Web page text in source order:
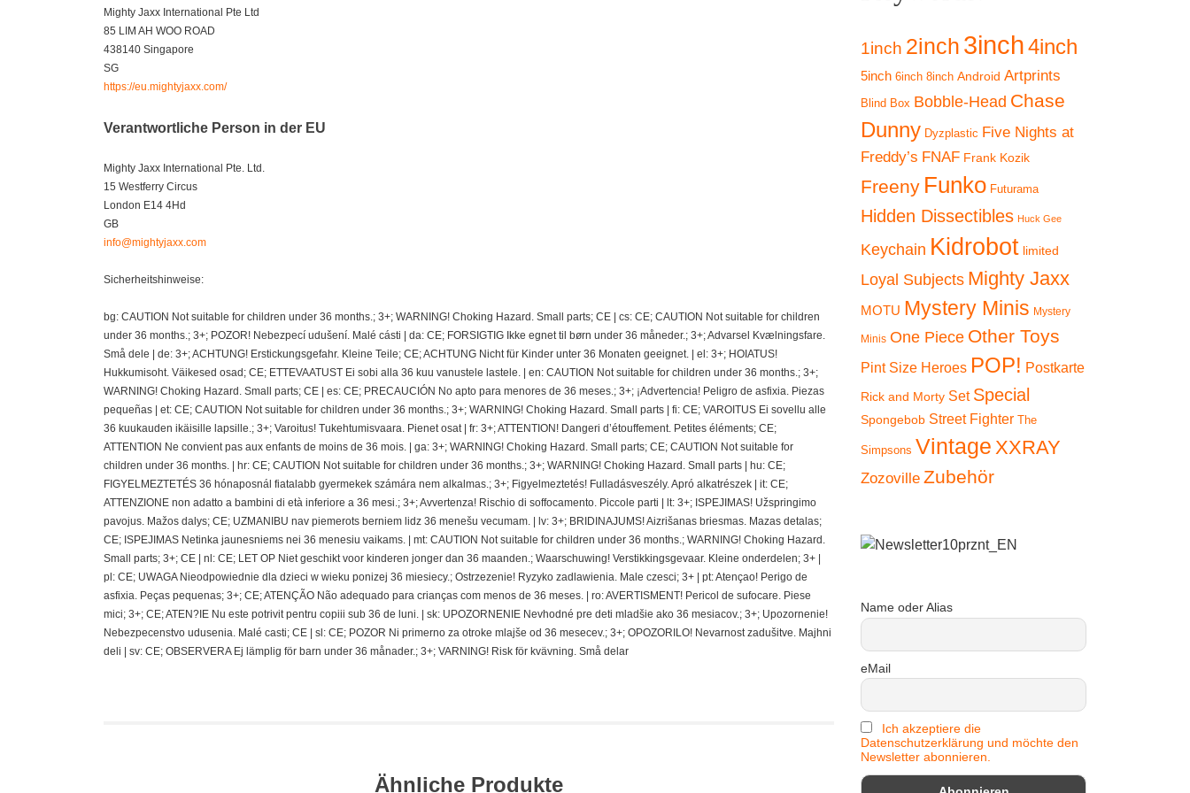
Mighty Jaxx International Pte Ltd
85 LIM AH WOO ROAD
438140 Singapore
SG
https://eu.mightyjaxx.com/
Verantwortliche Person in der EU
Mighty Jaxx International Pte. Ltd.
15 Westferry Circus
London E14 4Hd
GB
info@mightyjaxx.com
Sicherheitshinweise:
bg: CAUTION Not suitable for children under 36 months.; 3+; WARNING! Choking Hazard. Small parts; CE | cs: CE; CAUTION Not suitable for children
under 36 months.; 3+; POZOR! Nebezpecí udušení. Malé cásti | da: CE; FORSIGTIG Ikke egnet til børn under 36 måneder.; 3+; Advarsel Kvælningsfare.
Små dele | de: 3+; ACHTUNG! Erstickungsgefahr. Kleine Teile; CE; ACHTUNG Nicht für Kinder unter 36 Monaten geeignet. | el: 3+; HOIATUS!
Hukkumisoht. Väikesed osad; CE; ETTEVAATUST Ei sobi alla 36 kuu vanustele lastele. | en: CAUTION Not suitable for children under 36 months.; 3+;
WARNING! Choking Hazard. Small parts; CE | es: CE; PRECAUCIÓN No apto para menores de 36 meses.; 3+; ¡Advertencia! Peligro de asfixia. Piezas
pequeñas | et: CE; CAUTION Not suitable for children under 36 months.; 3+; WARNING! Choking Hazard. Small parts | fi: CE; VAROITUS Ei sovellu alle
36 kuukauden ikäisille lapsille.; 3+; Varoitus! Tukehtumisvaara. Pienet osat | fr: 3+; ATTENTION! Dangeri d’étouffement. Petites éléments; CE;
ATTENTION Ne convient pas aux enfants de moins de 36 mois. | ga: 3+; WARNING! Choking Hazard. Small parts; CE; CAUTION Not suitable for
children under 36 months. | hr: CE; CAUTION Not suitable for children under 36 months.; 3+; WARNING! Choking Hazard. Small parts | hu: CE;
FIGYELMEZTETÉS 36 hónaposnál fiatalabb gyermekek számára nem alkalmas.; 3+; Figyelmeztetés! Fulladásveszély. Apró alkatrészek | it: CE;
ATTENZIONE non adatto a bambini di età inferiore a 36 mesi.; 3+; Avvertenza! Rischio di soffocamento. Piccole parti | lt: 3+; ISPEJIMAS! Užspringimo
pavojus. Mažos dalys; CE; UZMANIBU nav piemerots berniem lidz 36 menešu vecumam. | lv: 3+; BRIDINAJUMS! Aizrišanas briesmas. Mazas detalas;
CE; ISPEJIMAS Netinka jaunesniems nei 36 menesiu vaikams. | mt: CAUTION Not suitable for children under 36 months.; WARNING! Choking Hazard.
Small parts; 3+; CE | nl: CE; LET OP Niet geschikt voor kinderen jonger dan 36 maanden.; Waarschuwing! Verstikkingsgevaar. Kleine onderdelen; 3+ |
pl: CE; UWAGA Nieodpowiednie dla dzieci w wieku ponizej 36 miesiecy.; Ostrzezenie! Ryzyko zadlawienia. Male czesci; 3+ | pt: Atençao! Perigo de
asfixia. Peças pequenas; 3+; CE; ATENÇÃO Não adequado para crianças com menos de 36 meses. | ro: AVERTISMENT! Pericol de sufocare. Piese
mici; 3+; CE; ATEN?IE Nu este potrivit pentru copiii sub 36 de luni. | sk: UPOZORNENIE Nevhodné pre deti mladšie ako 36 mesiacov.; 3+; Upozornenie!
Nebezpecenstvo udusenia. Malé casti; CE | sl: CE; POZOR Ni primerno za otroke mlajše od 36 mesecev.; 3+; OPOZORILO! Nevarnost zadušitve. Majhni
deli | sv: CE; OBSERVERA Ej lämplig för barn under 36 månader.; 3+; VARNING! Risk för kvävning. Små delar
Ähnliche Produkte
1inch 2inch 3inch4inch
5inch 6inch 8inch Android Artprints
Blind Box Bobble-Head Chase
Dunny Dyzplastic Five Nights at
Freddy’s FNAF Frank Kozik
Freeny Funko Futurama
Hidden Dissectibles Huck Gee
Keychain Kidrobot limited
Loyal Subjects Mighty Jaxx
MOTU Mystery Minis Mystery
Minis One Piece Other Toys
Pint Size Heroes POP! Postkarte
Rick and Morty Set Special
Spongebob Street Fighter The
Simpsons Vintage XXRAY
Zozoville Zubehör
Name oder Alias
eMail
Ich akzeptiere die
Datenschutzerklärung und möchte den
Newsletter abonnieren.